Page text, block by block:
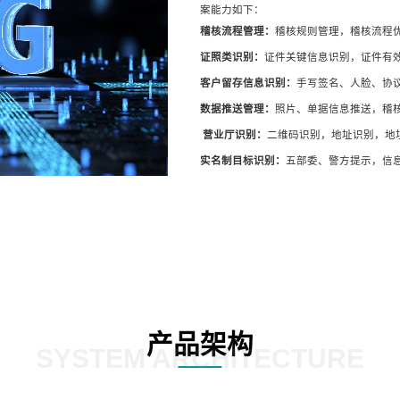
案能力如下：
稽核流程管理： 稽核规则管理，稽核流程
证照类识别： 证件关键信息识别，证件有
客户留存信息识别： 手写签名、人脸、协
数据推送管理： 照片、单据信息推送，稽
营业厅识别： 二维码识别，地址识别，地
实名制目标识别： 五部委、警方提示，信
产品架构
SYSTEM ARCHITECTURE